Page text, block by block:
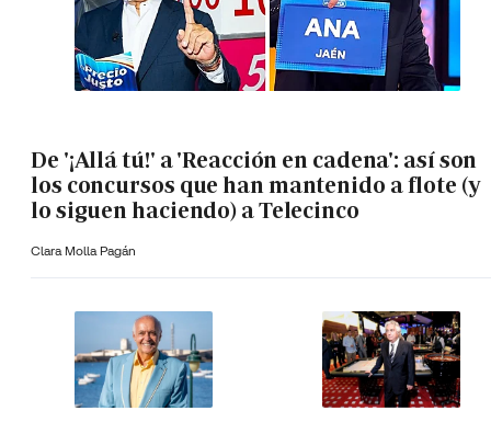
De '¡Allá tú!' a 'Reacción en cadena': así son
los concursos que han mantenido a flote (y
lo siguen haciendo) a Telecinco
Clara Molla Pagán